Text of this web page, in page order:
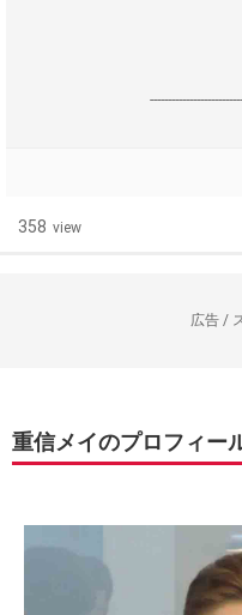
358 view
広告 /
重信メイのプロフィー